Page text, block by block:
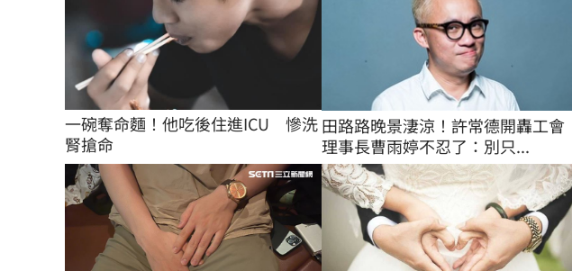
一碗奪命麵！他吃後住進ICU　慘洗
腎搶命
田路路晚景淒涼！許常德開轟工會
理事長曹雨婷不忍了：別只...